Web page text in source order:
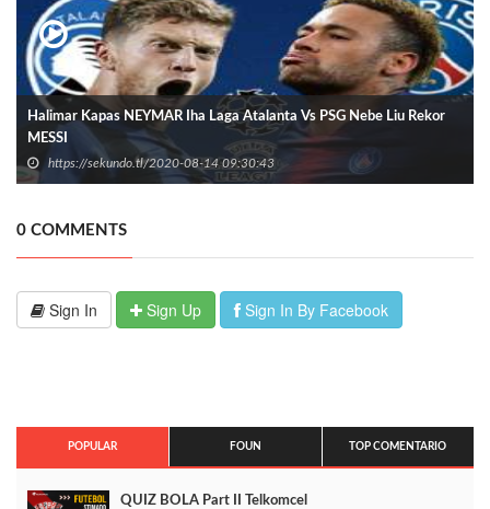
Halimar Kapas NEYMAR Iha Laga Atalanta Vs PSG Nebe Liu Rekor
MESSI
https://sekundo.tl/2020-08-14 09:30:43
0 COMMENTS
Sign In Sign Up Sign In By Facebook
POPULAR FOUN TOP COMENTARIO
QUIZ BOLA Part II Telkomcel